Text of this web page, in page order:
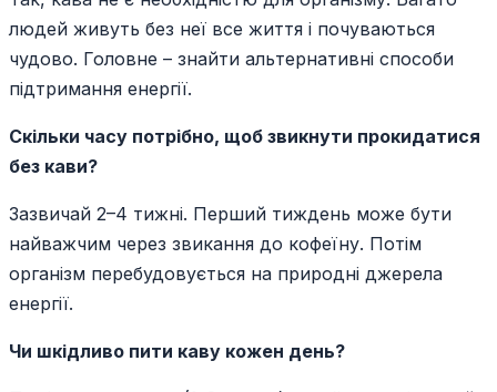
людей живуть без неї все життя і почуваються
чудово. Головне – знайти альтернативні способи
підтримання енергії.
Скільки часу потрібно, щоб звикнути прокидатися
без кави?
Зазвичай 2–4 тижні. Перший тиждень може бути
найважчим через звикання до кофеїну. Потім
організм перебудовується на природні джерела
енергії.
Чи шкідливо пити каву кожен день?